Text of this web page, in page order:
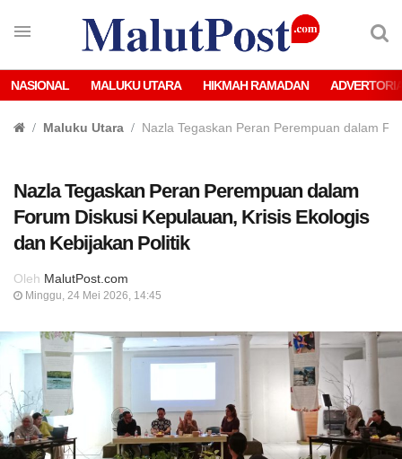
NASIONAL MALUKU UTARA HIKMAH RAMADAN
Maluku Utara Nazla Tegaskan Peran Perempuan dalam
Nazla Tegaskan Peran Perempuan dalam
Forum Diskusi Kepulauan, Krisis Ekologis
dan Kebijakan Politik
Oleh MalutPost.com
Minggu, 24 Mei 2026, 14:45